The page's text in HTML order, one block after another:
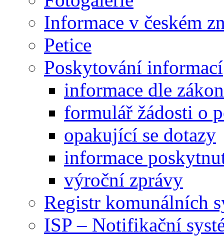
Informace v českém
Petice
Poskytování informací
informace dle
formulář žádosti o
opakující se dotazy
informace
výroční zprávy
Registr komunálních
ISP – Notifikační